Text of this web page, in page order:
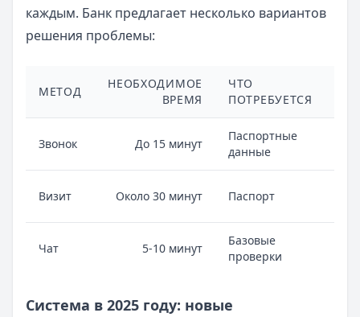
каждым. Банк предлагает несколько вариантов
решения проблемы:
МЕТОД
НЕОБХОДИМОЕ
ВРЕМЯ
ЧТО
ПОТРЕБУЕТСЯ
Звонок До 15 минут
Паспортные
данные
Визит Около 30 минут Паспорт
Чат 5-10 минут
Базовые
проверки
Система в 2025 году: новые